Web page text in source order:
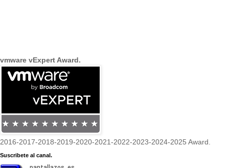
vmware vExpert Award.
2016-2017-2018-2019-2020-2021-2022-2023-2024-2025 Award.
Suscribete al canal.